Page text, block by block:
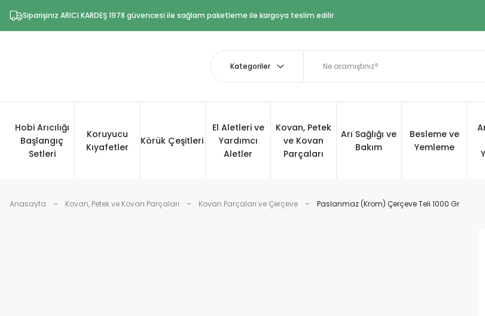
Siparişiniz ARICI KARDEŞ 1978 güvencesi ile sağlam paketleme ile kargoya teslim edilir.
Hobi Arıcılığı
Başlangıç
Setleri
Koruyucu
Kıyafetler
Körük Çeşitleri
El Aletleri ve
Yardımcı
Aletler
Kovan, Petek
ve Kovan
Parçaları
Arı Sağlığı ve
Bakım
Besleme ve
Yemleme
Anasayfa Kovan, Petek ve Kovan Parçaları Kovan Parçaları ve Çerçeve Paslanmaz (Krom) Çerçeve Teli 1000 Gr